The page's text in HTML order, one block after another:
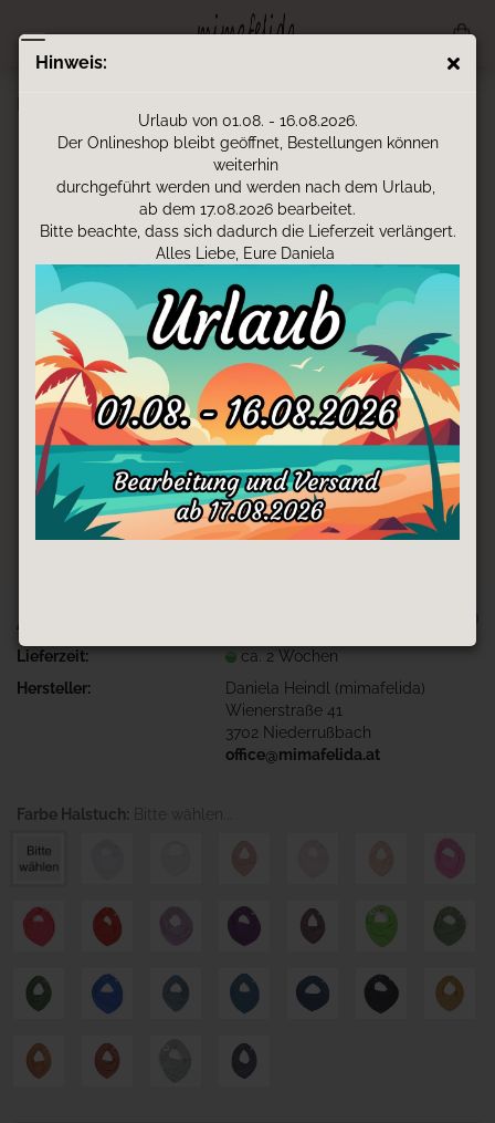
Hinweis:
Urlaub von 01.08. - 16.08.2026.
Der Onlineshop bleibt geöffnet, Bestellungen können
weiterhin
durchgeführt werden und werden nach dem Urlaub,
ab dem 17.08.2026 bearbeitet.
Bitte beachte, dass sich dadurch die Lieferzeit verlängert.
Alles Liebe, Eure Daniela
Art.Nr.:
Lieferzeit:
ca. 2 Wochen
Hersteller:
Daniela Heindl (mimafelida)
Wienerstraße 41
3702 Niederrußbach
office@mimafelida.at
Farbe Halstuch: Bitte wählen...